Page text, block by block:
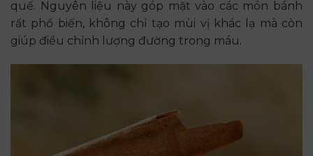
quế. Nguyên liệu này góp mặt vào các món bánh
rất phổ biến, không chỉ tạo mùi vị khác lạ mà còn
giúp điều chỉnh lượng đường trong máu.